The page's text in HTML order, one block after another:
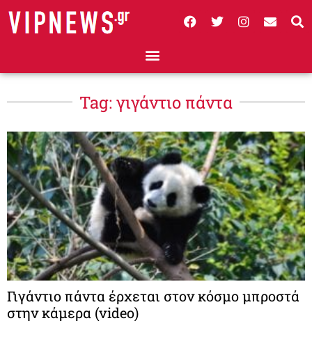
Tag: γιγάντιο πάντα
Γιγάντιο πάντα έρχεται στον κόσμο μπροστά
στην κάμερα (video)